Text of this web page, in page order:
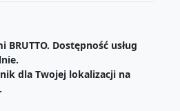
BRUTTO. Dostępność usług
dla Twojej lokalizacji na